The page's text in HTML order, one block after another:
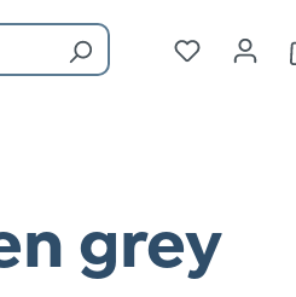
Du hast 0
grey